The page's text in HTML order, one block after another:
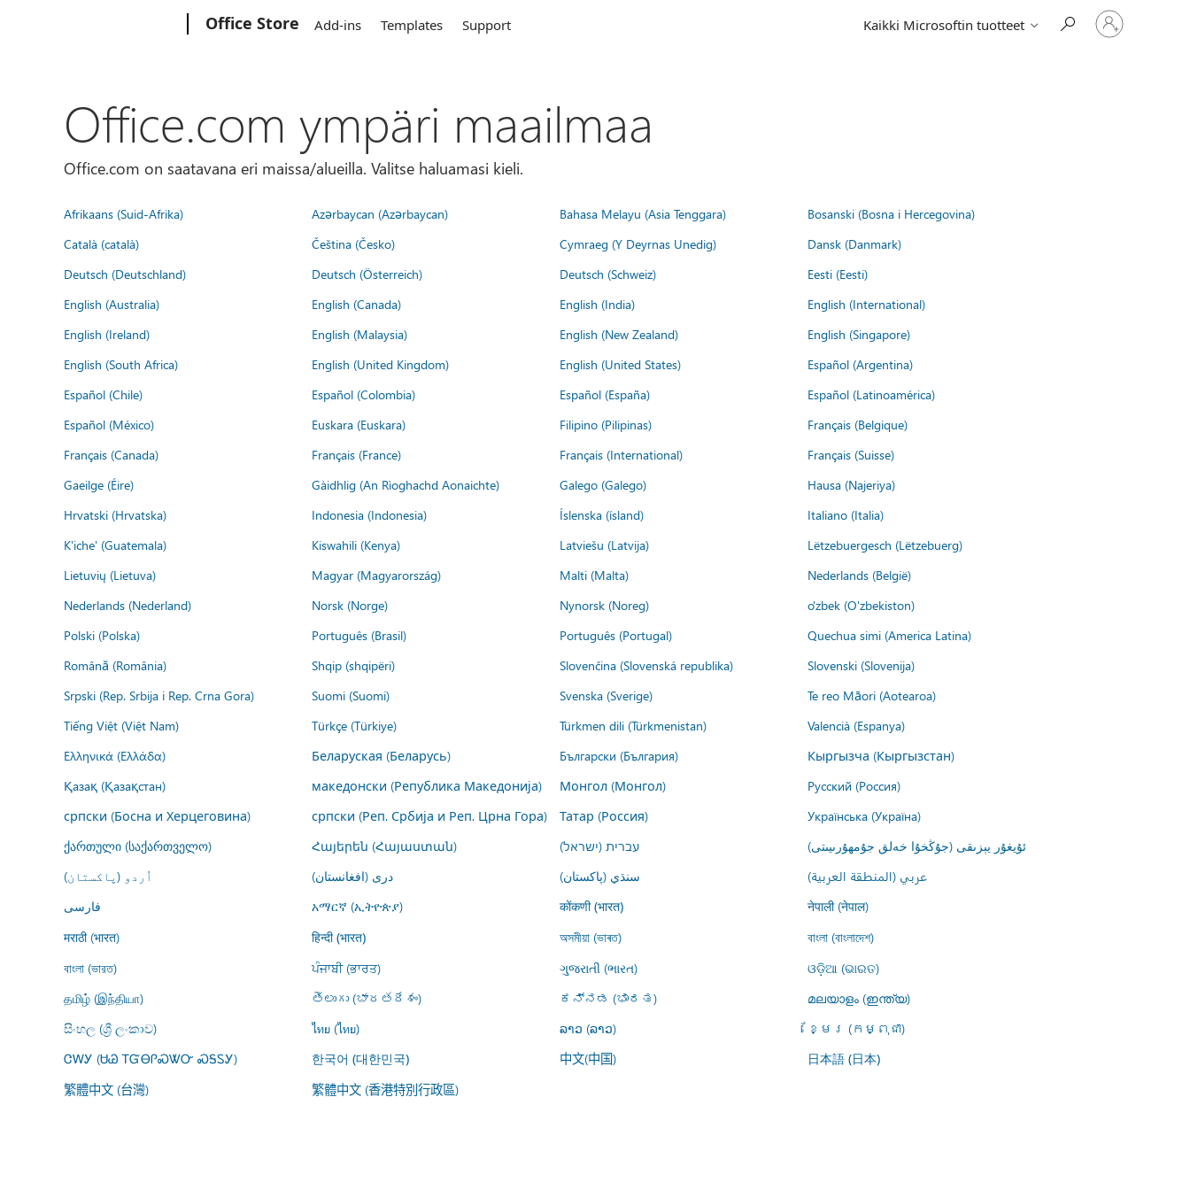
Office Store Add-ins Templates Support Kaikki Microsoftin tuotteet
Kirjaudu
sisään
tilille
Office.com ympäri maailmaa
Office.com on saatavana eri maissa/alueilla. Valitse haluamasi kieli.
Afrikaans (Suid-Afrika) Azərbaycan (Azərbaycan) Bahasa Melayu (Asia Tenggara)
Bosanski (Bosna i Hercegovina)
Català (català)
Čeština (Česko) Cymraeg (Y Deyrnas Unedig)
Dansk (Danmark)
Deutsch (Deutschland)
Deutsch (Österreich) Deutsch (Schweiz)
Eesti (Eesti)
English (Australia)
English (Canada) English (India)
English (International)
English (Ireland)
English (Malaysia) English (New Zealand)
English (Singapore)
English (South Africa)
English (United Kingdom) English (United States)
Español (Argentina)
Español (Chile)
Español (Colombia) Español (España)
Español (Latinoamérica)
Español (México)
Euskara (Euskara) Filipino (Pilipinas)
Français (Belgique)
Français (Canada)
Français (France) Français (International)
Français (Suisse)
Gaeilge (Éire)
Gàidhlig (An Rìoghachd Aonaichte) Galego (Galego)
Hausa (Najeriya)
Hrvatski (Hrvatska)
Indonesia (Indonesia) Íslenska (ísland)
Italiano (Italia)
K'iche' (Guatemala)
Kiswahili (Kenya) Latviešu (Latvija)
Lëtzebuergesch (Lëtzebuerg)
Lietuvių (Lietuva)
Magyar (Magyarország) Malti (Malta)
Nederlands (België)
Nederlands (Nederland)
Norsk (Norge) Nynorsk (Noreg)
o'zbek (O'zbekiston)
Polski (Polska)
Português (Brasil) Português (Portugal)
Quechua simi (America Latina)
Română (România)
Shqip (shqipëri) Slovenčina (Slovenská republika)
Slovenski (Slovenija)
Srpski (Rep. Srbija i Rep. Crna Gora)
Suomi (Suomi) Svenska (Sverige)
Te reo Māori (Aotearoa)
Tiếng Việt (Việt Nam)
Türkçe (Türkiye) Türkmen dili (Türkmenistan)
Valencià (Espanya)
Ελληνικά (Ελλάδα)
Беларуская (Беларусь) Български (България)
Кыргызча (Кыргызстан)
Қазақ (Қазақстан)
македонски (Република Македонија) Монгол (Монгол)
Русский (Россия)
српски (Босна и Херцеговина)
српски (Реп. Србија и Реп. Црна Гора) Татар (Россия)
Українська (Україна)
ქართული (საქართველო)
Հայերեն (Հայաստան) עברית (ישראל)
ئۇيغۇر يېزىقى (جۇڭخۇا خەلق جۇمھۇرىيىتى)
اُردو (پاکستان)
درى (افغانستان) سنڌي (پاکستان)
عربي (المنطقة العربية)
فارسى
አማርኛ (ኢትዮጵያ) कोंकणी (भारत)
नेपाली (नेपाल)
मराठी (भारत)
हिन्दी (भारत) অসমীয়া (ভাৰত)
বাংলা (বাংলাদেশ)
বাংলা (ভারত)
ਪੰਜਾਬੀ (ਭਾਰਤ) ગુજરાતી (ભારત)
ଓଡ଼ିଆ (ଭାରତ)
தமிழ் (இந்தியா)
తెలుగు (భారతదేశం) ಕನ್ನಡ (ಭಾರತ)
മലയാളം (ഇന്ത്യ)
සිංහල (ශ්‍රී ලංකාව)
ไทย (ไทย) ລາວ (ລາວ)
ខ្មែរ (កម្ពុជា)
ᏣᎳᎩ (ᏌᏊ ᎢᏳᎾᎵᏍᏔᏅ ᏍᎦᏚᎩ)
한국어 (대한민국) 中文(中国) 日本語 (日本)
繁體中文 (台灣) 繁體中文 (香港特別行政區)